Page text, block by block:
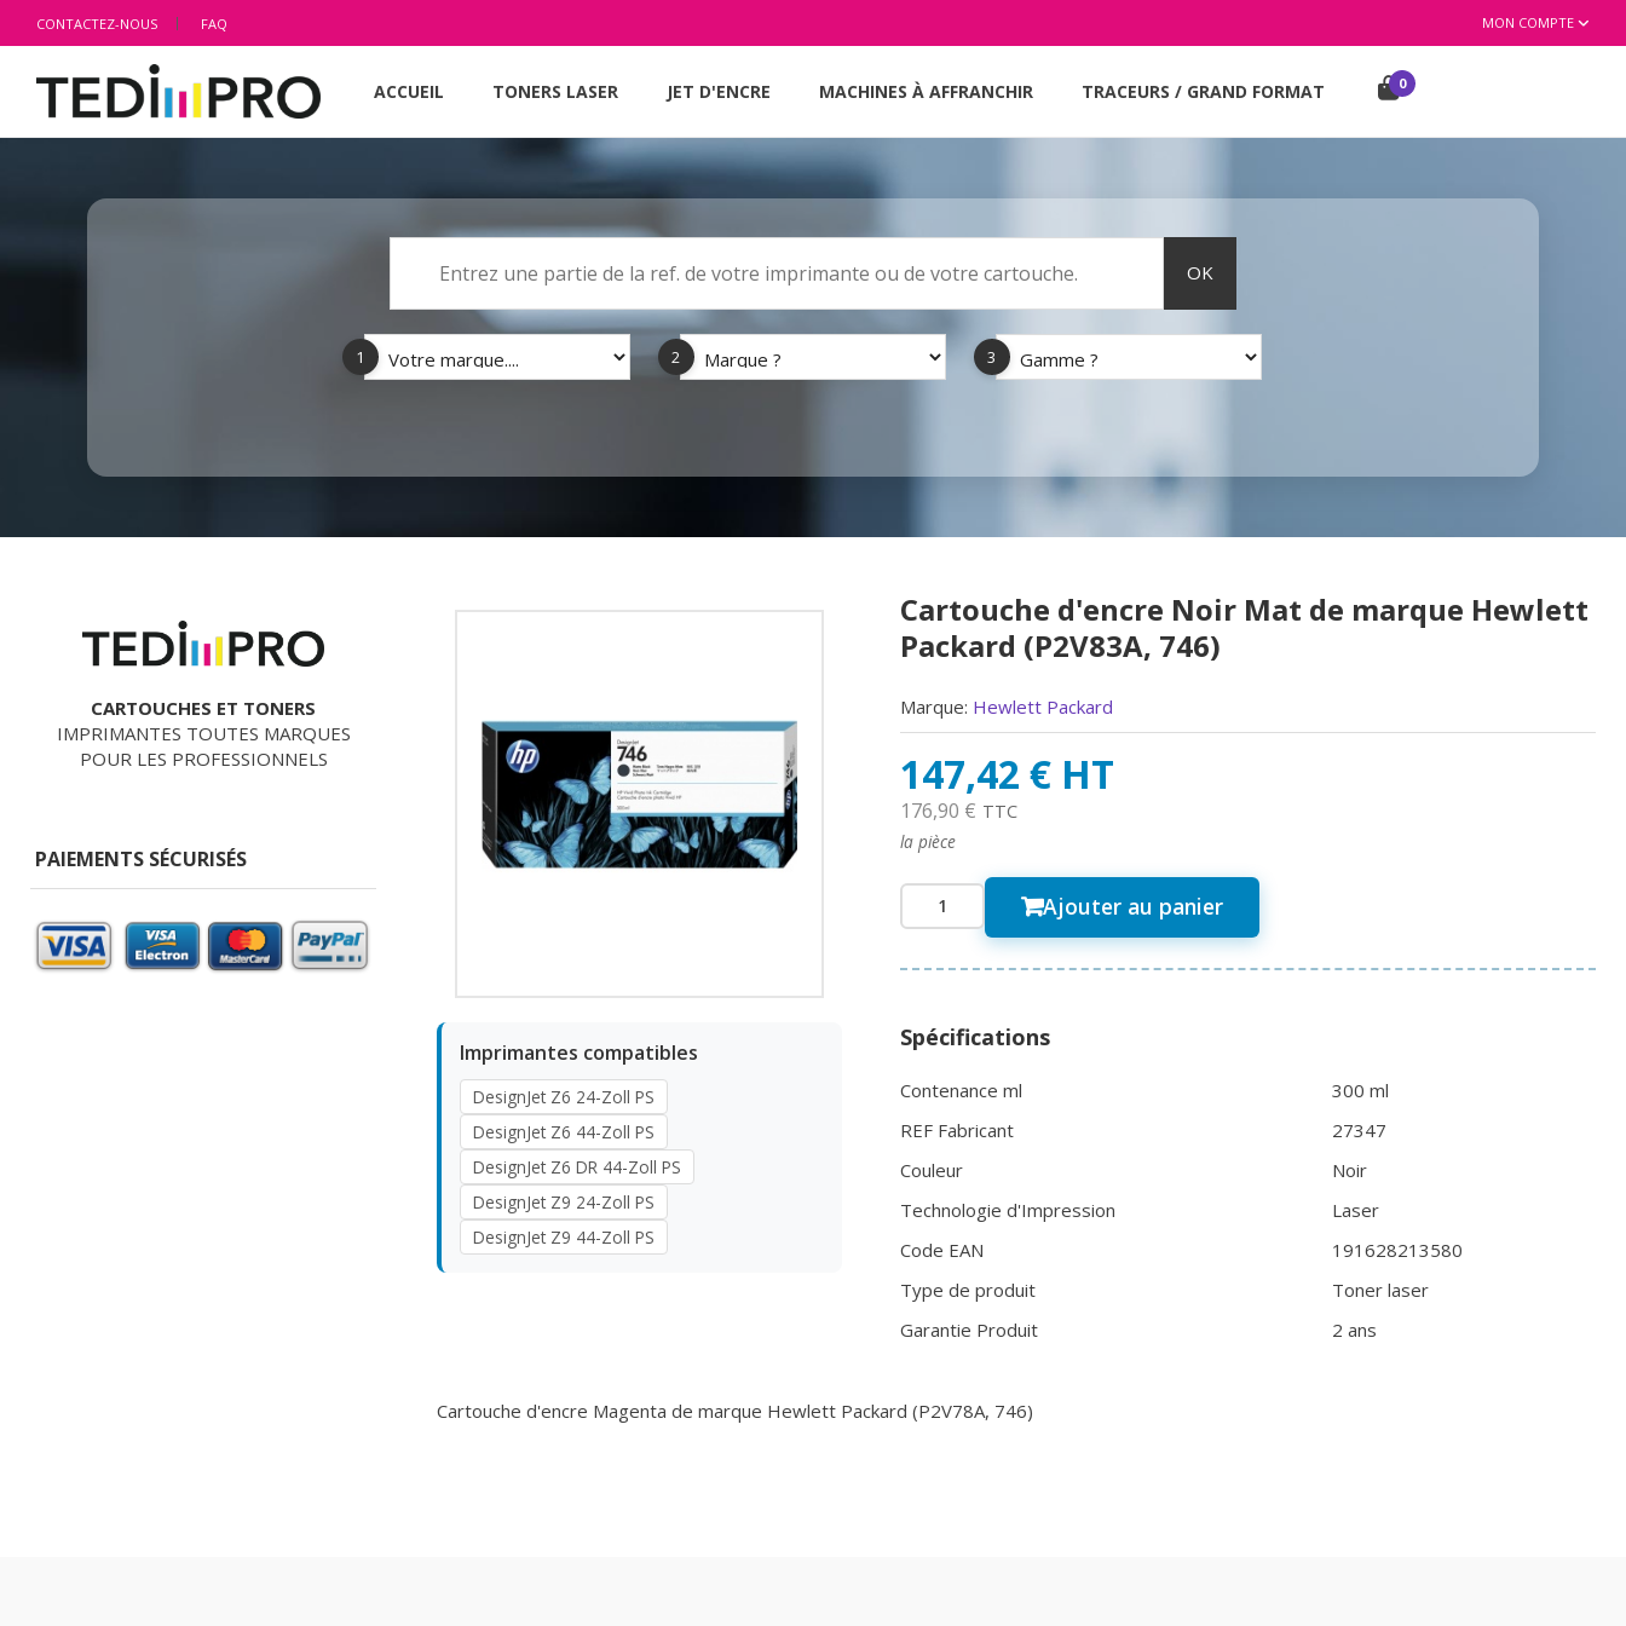
CONTACTEZ-NOUS FAQ MON COMPTE
ACCUEIL TONERS LASER JET D'ENCRE MACHINES À AFFRANCHIR TRACEURS / GRAND FORMAT 0
OK
1 2 3
CARTOUCHES ET TONERS
IMPRIMANTES TOUTES MARQUES
POUR LES PROFESSIONNELS
PAIEMENTS SÉCURISÉS
Imprimantes compatibles
DesignJet Z6 24-Zoll PS
DesignJet Z6 44-Zoll PS
DesignJet Z6 DR 44-Zoll PS
DesignJet Z9 24-Zoll PS
DesignJet Z9 44-Zoll PS
Cartouche d'encre Noir Mat de marque Hewlett
Packard (P2V83A, 746)
Marque: Hewlett Packard
147,42 € HT
176,90 € TTC
la pièce
Ajouter au panier
Spécifications
Contenance ml
300 ml
REF Fabricant
27347
Couleur
Noir
Technologie d'Impression
Laser
Code EAN
191628213580
Type de produit
Toner laser
Garantie Produit
2 ans
Cartouche d'encre Magenta de marque Hewlett Packard (P2V78A, 746)